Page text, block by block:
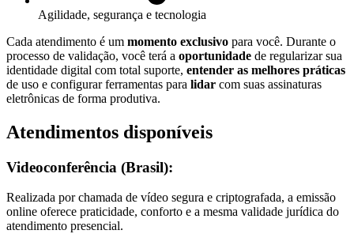
Agilidade, segurança e tecnologia
Cada atendimento é um momento exclusivo para você. Durante o
processo de validação, você terá a oportunidade de regularizar sua
identidade digital com total suporte, entender as melhores práticas
de uso e configurar ferramentas para lidar com suas assinaturas
eletrônicas de forma produtiva.
Atendimentos disponíveis
Videoconferência (Brasil):
Realizada por chamada de vídeo segura e criptografada, a emissão
online oferece praticidade, conforto e a mesma validade jurídica do
atendimento presencial.